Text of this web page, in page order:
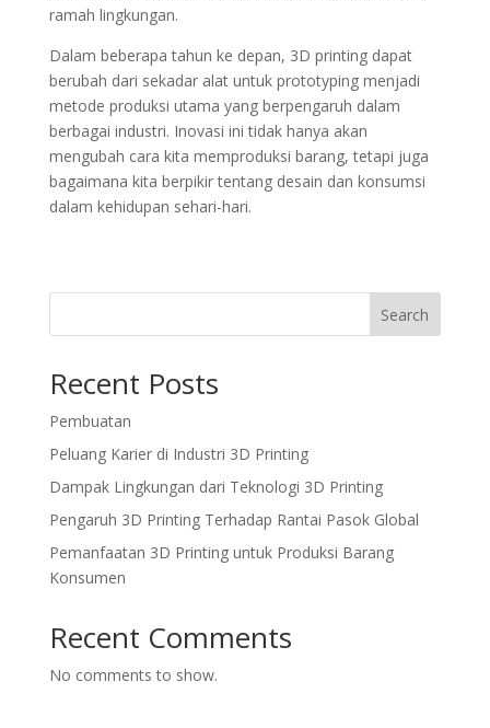
ramah lingkungan.
Dalam beberapa tahun ke depan, 3D printing dapat
berubah dari sekadar alat untuk prototyping menjadi
metode produksi utama yang berpengaruh dalam
berbagai industri. Inovasi ini tidak hanya akan
mengubah cara kita memproduksi barang, tetapi juga
bagaimana kita berpikir tentang desain dan konsumsi
dalam kehidupan sehari-hari.
Search
Recent Posts
Pembuatan
Peluang Karier di Industri 3D Printing
Dampak Lingkungan dari Teknologi 3D Printing
Pengaruh 3D Printing Terhadap Rantai Pasok Global
Pemanfaatan 3D Printing untuk Produksi Barang
Konsumen
Recent Comments
No comments to show.